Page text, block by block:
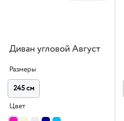
Диван угловой Август
Размеры
245 см
Цвет